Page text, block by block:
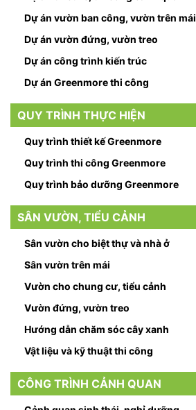
Dự án vườn ban công, vườn trên mái
Dự án vườn đứng, vườn treo
Dự án công trình kiến trúc
Dự án Greenmore thi công
QUY TRÌNH THỰC HIỆN
Quy trình thiết kế Greenmore
Quy trình thi công Greenmore
Quy trình bảo dưỡng Greenmore
SÂN VƯỜN, TIỂU CẢNH
Sân vườn cho biệt thự và nhà ở
Sân vườn trên mái
Vườn cho chung cư, tiểu cảnh
Vườn đứng, vườn treo
Hướng dẫn chăm sóc cây xanh
Vật liệu và kỹ thuật thi công
CÔNG TRÌNH CẢNH QUAN